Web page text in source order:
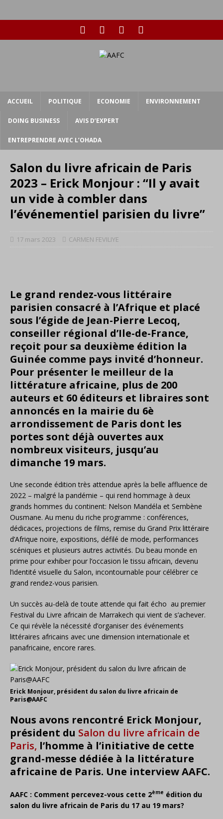
ACCUEIL POLITIQUE ECONOMIE ENVIRONNEMENT
DOING BUSINESS AVIS D’EXPERT
ENTREPRENDRE AVEC L’OHADA
Salon du livre africain de Paris
2023 – Erick Monjour : “Il y avait
un vide à combler dans
l’événementiel parisien du livre”
17 mars 2023 CARMEN FEVILIYE
Le grand rendez-vous littéraire
parisien consacré à l’Afrique et placé
sous l’égide de Jean-Pierre Lecoq,
conseiller régional d’Ile-de-France,
reçoit pour sa deuxième édition la
Guinée comme pays invité d’honneur.
Pour présenter le meilleur de la
littérature africaine, plus de 200
auteurs et 60 éditeurs et libraires sont
annoncés en la mairie du 6è
arrondissement de Paris dont les
portes sont déjà ouvertes aux
nombreux visiteurs, jusqu’au
dimanche 19 mars.
Une seconde édition très attendue après la belle affluence de
2022 – malgré la pandémie – qui rend hommage à deux
grands hommes du continent: Nelson Mandéla et Sembène
Ousmane. Au menu du riche programme : conférences,
dédicaces, projections de films, remise du Grand Prix littéraire
d’Afrique noire, expositions, défilé de mode, performances
scéniques et plusieurs autres activités. Du beau monde en
prime pour exhiber pour l’occasion le tissu africain, devenu
l’identité visuelle du Salon, incontournable pour célébrer ce
grand rendez-vous parisien.
Un succès au-delà de toute attende qui fait écho au premier
Festival du Livre africain de Marrakech qui vient de s’achever.
Ce qui révèle la nécessité d’organiser des événements
littéraires africains avec une dimension internationale et
panafricaine, encore rares.
Erick Monjour, président du salon du livre africain de
Paris@AAFC
Nous avons rencontré Erick Monjour,
président du Salon du livre africain de
Paris, l’homme à l’initiative de cette
grand-messe dédiée à la littérature
africaine de Paris. Une interview AAFC.
AAFC : Comment percevez-vous cette 2ème édition du
salon du livre africain de Paris du 17 au 19 mars?